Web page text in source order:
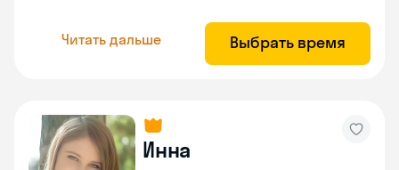
Читать дальше Выбрать время
Инна